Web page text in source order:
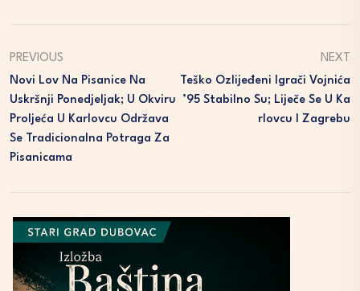
PREVIOUS
Novi Lov Na Pisanice Na
Uskršnji Ponedjeljak; U Okviru
Proljeća U Karlovcu Održava
Se Tradicionalna Potraga Za
Pisanicama
NEXT
Teško Ozlijeđeni Igrači Vojnića
’95 Stabilno Su; Liječe Se U Ka
Rlovcu I Zagrebu